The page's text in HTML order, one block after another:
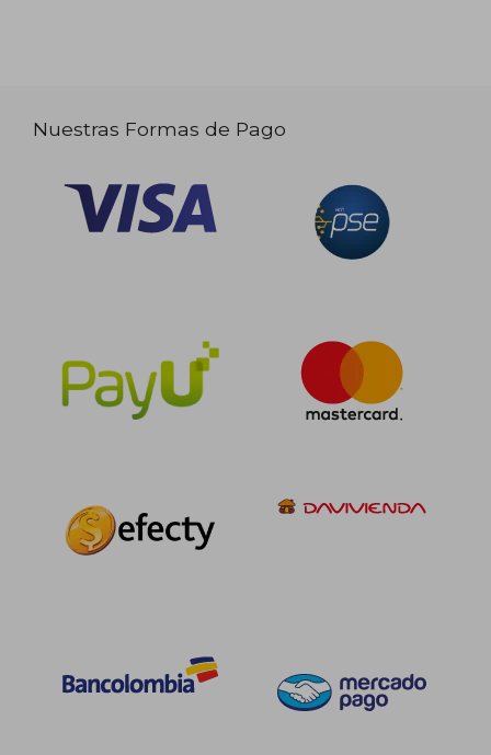
Nuestras Formas de Pago